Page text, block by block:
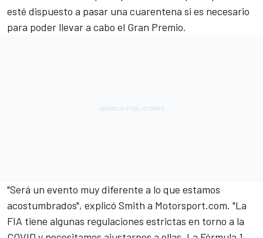
esté dispuesto a pasar una cuarentena si es necesario
para poder llevar a cabo el Gran Premio.
"Será un evento muy diferente a lo que estamos
acostumbrados", explicó Smith a Motorsport.com. "La
FIA tiene algunas regulaciones estrictas en torno a la